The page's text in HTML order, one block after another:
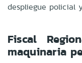
despliegue policial
Fiscal
maquinaria